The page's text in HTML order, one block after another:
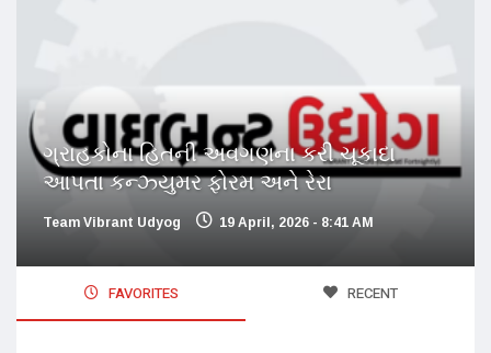
ગ્રાહકોના હિતની અવગણના કરી ચૂકાદા
આપતા કન્ઝ્યુમર ફોરમ અને રેરા
Team Vibrant Udyog 19 April, 2026 - 8:41 AM
FAVORITES RECENT